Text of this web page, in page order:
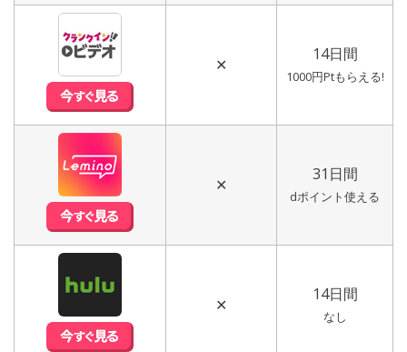
✕
14日間
1000円Ptもらえる!
✕
31日間
dポイント使える
✕
14日間
なし